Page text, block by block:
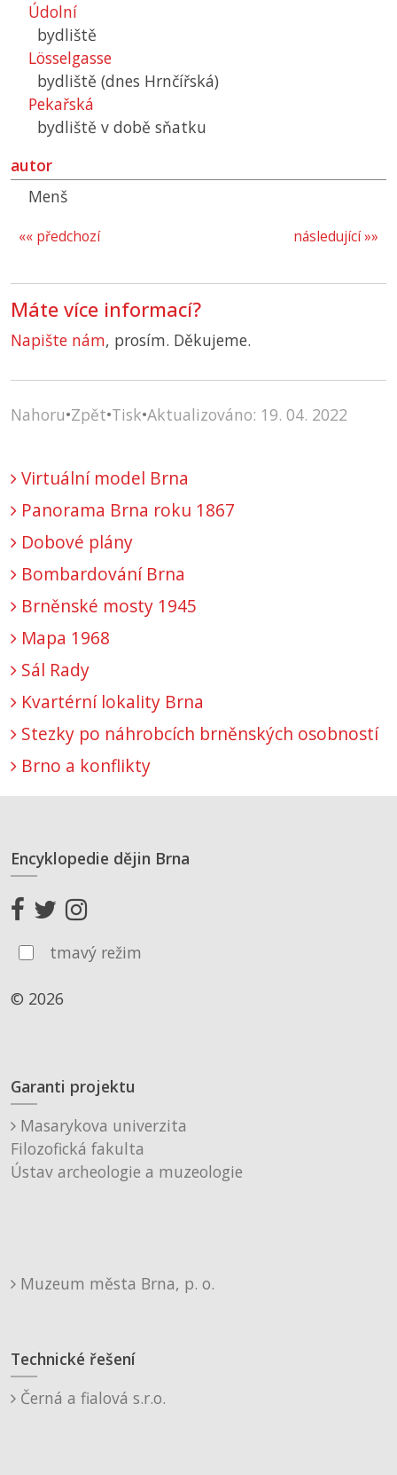
Údolní
bydliště
Lösselgasse
bydliště (dnes Hrnčířská)
Pekařská
bydliště v době sňatku
autor
Menš
následující »»
«« předchozí
Máte více informací?
Napište nám, prosím. Děkujeme.
Nahoru•Zpět•Tisk•Aktualizováno: 19. 04. 2022
Virtuální model Brna
Panorama Brna roku 1867
Dobové plány
Bombardování Brna
Brněnské mosty 1945
Mapa 1968
Sál Rady
Kvartérní lokality Brna
Stezky po náhrobcích brněnských osobností
Brno a konflikty
Encyklopedie dějin Brna
tmavý režim
© 2026
Garanti projektu
Masarykova univerzita
Filozofická fakulta
Ústav archeologie a muzeologie
Muzeum města Brna, p. o.
Technické řešení
Černá a fialová s.r.o.